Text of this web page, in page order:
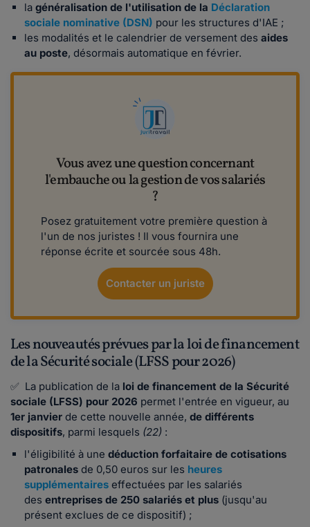
la généralisation de l'utilisation de la Déclaration
sociale nominative (DSN) pour les structures d'IAE ;
les modalités et le calendrier de versement des aides
au poste, désormais automatique en février.
Vous avez une question concernant
l'embauche ou la gestion de vos salariés
?
Posez gratuitement votre première question à
l'un de nos juristes ! Il vous fournira une
réponse écrite et sourcée sous 48h.
Contacter un juriste
Les nouveautés prévues par la loi de financement
de la Sécurité sociale (LFSS pour 2026)
✅ La publication de la loi de financement de la Sécurité
sociale (LFSS) pour 2026 permet l'entrée en vigueur, au
1er janvier de cette nouvelle année, de différents
dispositifs, parmi lesquels (22) :
l'éligibilité à une déduction forfaitaire de cotisations
patronales de 0,50 euros sur les heures
supplémentaires effectuées par les salariés
des entreprises de 250 salariés et plus (jusqu'au
présent exclues de ce dispositif) ;